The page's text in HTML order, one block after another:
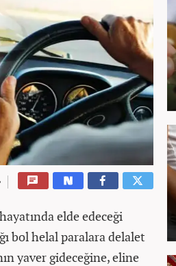
elde edeceği
bol helal paralara delalet
yaver gideceğine, eline